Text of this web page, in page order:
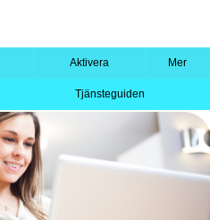
Aktivera Mer
Tjänsteguiden